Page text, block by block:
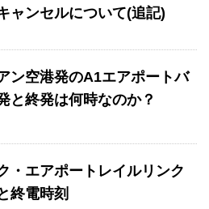
ャンセルについて(追記)
ン空港発のA1エアポートバ
と終発は何時なのか？
・エアポートレイルリンク
終電時刻